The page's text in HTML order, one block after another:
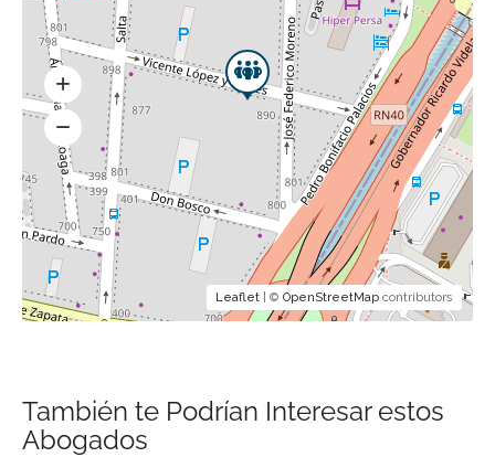
Leaflet | © OpenStreetMap contributors
También te Podrían Interesar estos
Abogados